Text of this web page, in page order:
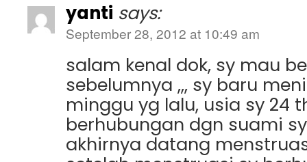
yanti says:
September 28, 2012 at 10:49 am
salam kenal dok, sy mau
sebelumnya ,,, sy baru
minggu yg lalu, usia sy 24
berhubungan dgn suami
akhirnya datang